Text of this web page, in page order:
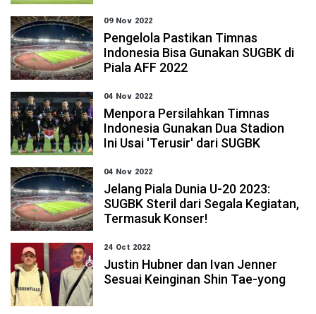
09 Nov 2022
Pengelola Pastikan Timnas
Indonesia Bisa Gunakan SUGBK di
Piala AFF 2022
04 Nov 2022
Menpora Persilahkan Timnas
Indonesia Gunakan Dua Stadion
Ini Usai 'Terusir' dari SUGBK
04 Nov 2022
Jelang Piala Dunia U-20 2023:
SUGBK Steril dari Segala Kegiatan,
Termasuk Konser!
24 Oct 2022
Justin Hubner dan Ivan Jenner
Sesuai Keinginan Shin Tae-yong